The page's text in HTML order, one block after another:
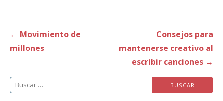
Navegación
de
← Movimiento de
millones
Consejos para
mantenerse creativo al
escribir canciones →
Buscar: